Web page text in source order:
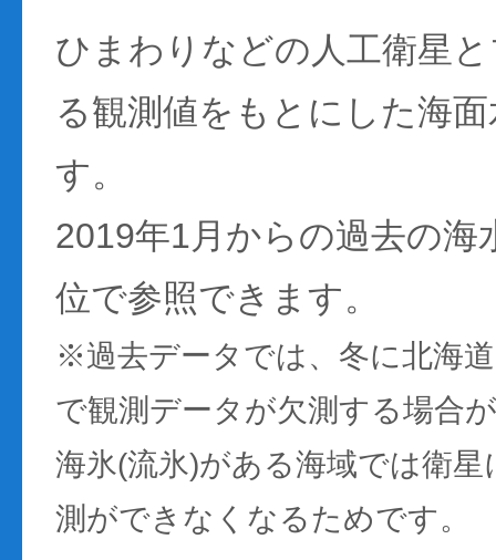
ひまわりなどの人工衛星
る観測値をもとにした海
す。
2019年1月からの過去の海
位で参照できます。
※過去データでは、冬に北海
で観測データが欠測する場合
海氷(流氷)がある海域では衛
測ができなくなるためです。